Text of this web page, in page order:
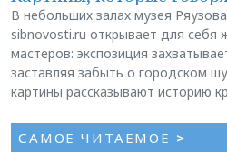
В небольших залах музея
sibnovosti.ru открывает для себя
мастеров: экспозиция
заставляя забыть о городском
картины рассказывают историю
САМОЕ ЧИТАЕМОЕ >